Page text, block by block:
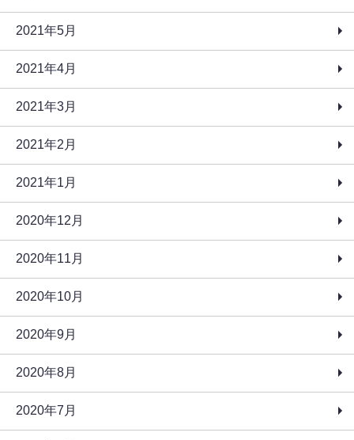
2021年5月
2021年4月
2021年3月
2021年2月
2021年1月
2020年12月
2020年11月
2020年10月
2020年9月
2020年8月
2020年7月